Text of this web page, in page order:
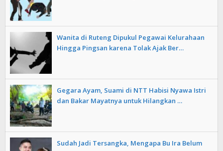
Wanita di Ruteng Dipukul Pegawai Kelurahaan
Hingga Pingsan karena Tolak Ajak Ber…
Gegara Ayam, Suami di NTT Habisi Nyawa Istri
dan Bakar Mayatnya untuk Hilangkan …
Sudah Jadi Tersangka, Mengapa Bu Ira Belum